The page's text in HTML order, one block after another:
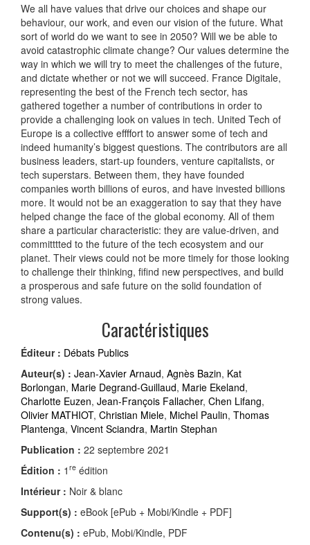
We all have values that drive our choices and shape our
behaviour, our work, and even our vision of the future. What
sort of world do we want to see in 2050? Will we be able to
avoid catastrophic climate change? Our values determine the
way in which we will try to meet the challenges of the future,
and dictate whether or not we will succeed. France Digitale,
representing the best of the French tech sector, has
gathered together a number of contributions in order to
provide a challenging look on values in tech. United Tech of
Europe is a collective effffort to answer some of tech and
indeed humanity’s biggest questions. The contributors are all
business leaders, start-up founders, venture capitalists, or
tech superstars. Between them, they have founded
companies worth billions of euros, and have invested billions
more. It would not be an exaggeration to say that they have
helped change the face of the global economy. All of them
share a particular characteristic: they are value-driven, and
committtted to the future of the tech ecosystem and our
planet. Their views could not be more timely for those looking
to challenge their thinking, fifind new perspectives, and build
a prosperous and safe future on the solid foundation of
strong values.
Caractéristiques
Éditeur : Débats Publics
Auteur(s) : Jean-Xavier Arnaud, Agnès Bazin, Kat
Borlongan, Marie Degrand-Guillaud, Marie Ekeland,
Charlotte Euzen, Jean-François Fallacher, Chen Lifang,
Olivier MATHIOT, Christian Miele, Michel Paulin, Thomas
Plantenga, Vincent Sciandra, Martin Stephan
Publication : 22 septembre 2021
Édition : 1 re édition
Intérieur : Noir & blanc
Support(s) : eBook [ePub + Mobi/Kindle + PDF]
Contenu(s) : ePub, Mobi/Kindle, PDF